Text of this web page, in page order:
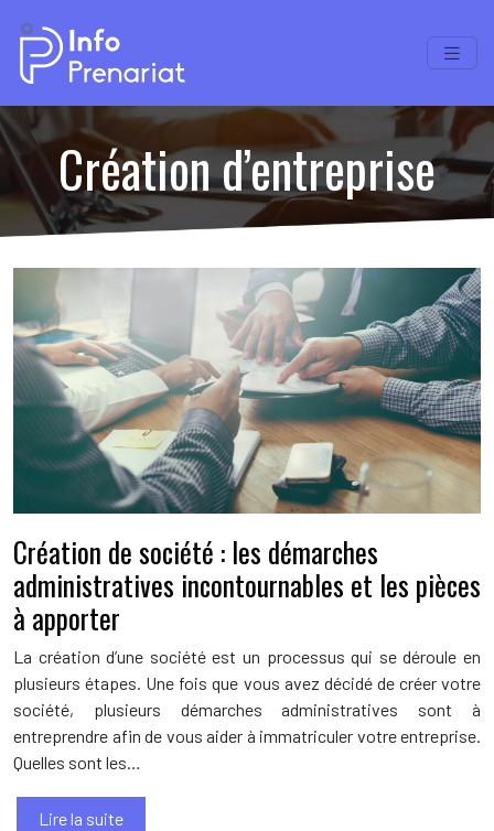
Création d’entreprise
Création de société : les démarches
administratives incontournables et les pièces
à apporter
La création d’une société est un processus qui se déroule en
plusieurs étapes. Une fois que vous avez décidé de créer votre
société, plusieurs démarches administratives sont à
entreprendre afin de vous aider à immatriculer votre entreprise.
Quelles sont les…
Lire la suite